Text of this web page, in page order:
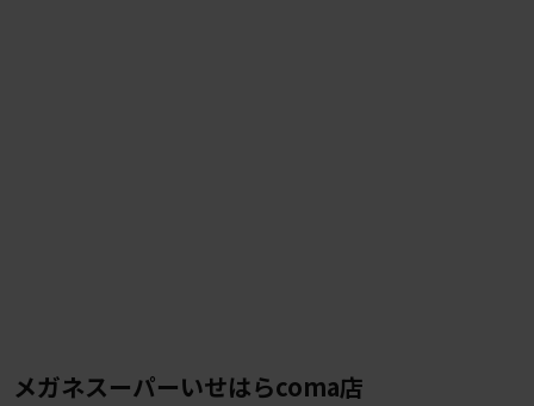
メガネスーパーいせはらcoma店